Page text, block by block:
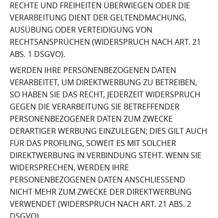
RECHTE UND FREIHEITEN ÜBERWIEGEN ODER DIE
VERARBEITUNG DIENT DER GELTENDMACHUNG,
AUSÜBUNG ODER VERTEIDIGUNG VON
RECHTSANSPRÜCHEN (WIDERSPRUCH NACH ART. 21
ABS. 1 DSGVO).
WERDEN IHRE PERSONENBEZOGENEN DATEN
VERARBEITET, UM DIREKTWERBUNG ZU BETREIBEN,
SO HABEN SIE DAS RECHT, JEDERZEIT WIDERSPRUCH
GEGEN DIE VERARBEITUNG SIE BETREFFENDER
PERSONENBEZOGENER DATEN ZUM ZWECKE
DERARTIGER WERBUNG EINZULEGEN; DIES GILT AUCH
FÜR DAS PROFILING, SOWEIT ES MIT SOLCHER
DIREKTWERBUNG IN VERBINDUNG STEHT. WENN SIE
WIDERSPRECHEN, WERDEN IHRE
PERSONENBEZOGENEN DATEN ANSCHLIESSEND
NICHT MEHR ZUM ZWECKE DER DIREKTWERBUNG
VERWENDET (WIDERSPRUCH NACH ART. 21 ABS. 2